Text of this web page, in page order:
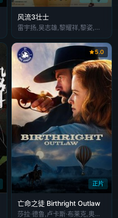
风流3壮士
雷宇扬,吴志雄,黎耀祥,黎姿,伍咏薇,高飞
正片
5.0
亡命之徒 Birthright Outlaw
莎拉·德鲁,卢卡斯·布莱克,奥莉维亚·桑比亚